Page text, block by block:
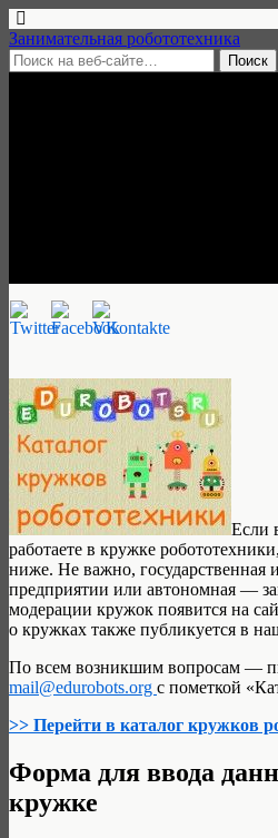
Занимательная робототехника
Если
работаете в кружке
ниже. Не важно, государственная
предприятии или автономная —
модерации кружок появится на
о кружках также публикуется в
По всем возникшим вопросам —
mail@edurobots.org с пометкой
>> Перейти в каталог кружков
Форма для ввода
кружке